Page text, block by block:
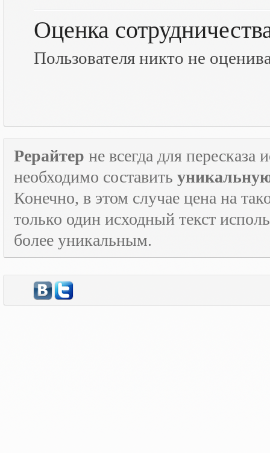
Оценка
Пользователя никто не
Рерайтер не всегда для пересказа
необходимо составить
Конечно, в этом случае цена на
только один исходный текст
более уникальным.